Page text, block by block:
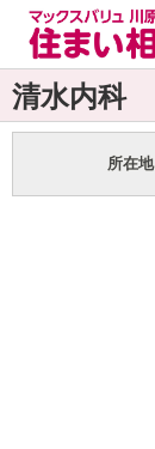
清水内科
所在地